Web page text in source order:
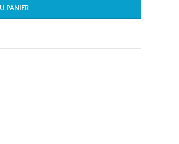
PANIER